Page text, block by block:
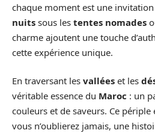
chaque moment est une invitation
nuits sous les tentes nomades
charme ajoutent une touche
cette expérience unique.
En traversant les vallées et les
véritable essence du Maroc : un
couleurs et de saveurs. Ce
vous n’oublierez jamais, une